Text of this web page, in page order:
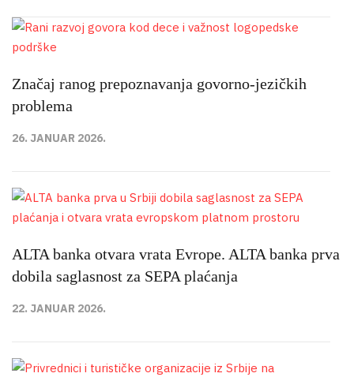
Značaj ranog prepoznavanja govorno-jezičkih
problema
26. JANUAR 2026.
ALTA banka otvara vrata Evrope. ALTA banka prva
dobila saglasnost za SEPA plaćanja
22. JANUAR 2026.